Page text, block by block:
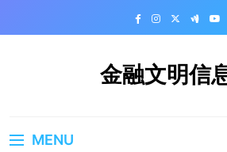
金融文明信
MENU